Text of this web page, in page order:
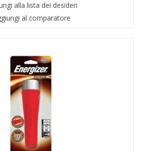
alla lista dei desideri
al comparatore